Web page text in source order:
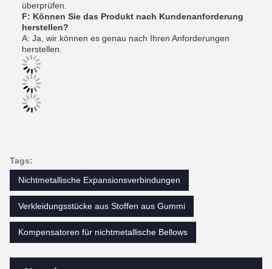
überprüfen.
F: Können Sie das Produkt nach Kundenanforderung
herstellen?
A: Ja, wir können es genau nach Ihren Anforderungen
herstellen.
Tags:
Nichtmetallische Expansionsverbindungen
Verkleidungsstücke aus Stoffen aus Gummi
Kompensatoren für nichtmetallische Bellows